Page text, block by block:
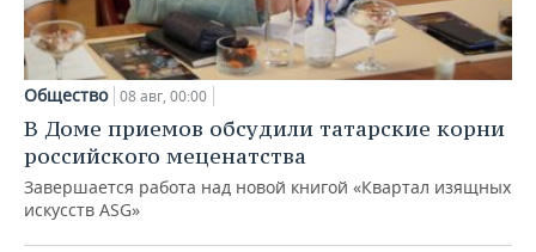
Общество 08 авг, 00:00
В Доме приемов обсудили татарские корни
российского меценатства
Завершается работа над новой книгой «Квартал изящных
искусств ASG»